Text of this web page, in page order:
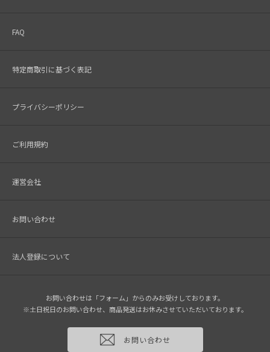
FAQ
特定商取引に基づく表記
プライバシーポリシー
ご利用規約
運営会社
お問い合わせ
法人登録について
お問い合わせは「フォーム」からのみお受けしております。
※土日祝日のお問い合わせ、商品発送はお休みさせていただいております。
お問い合わせ